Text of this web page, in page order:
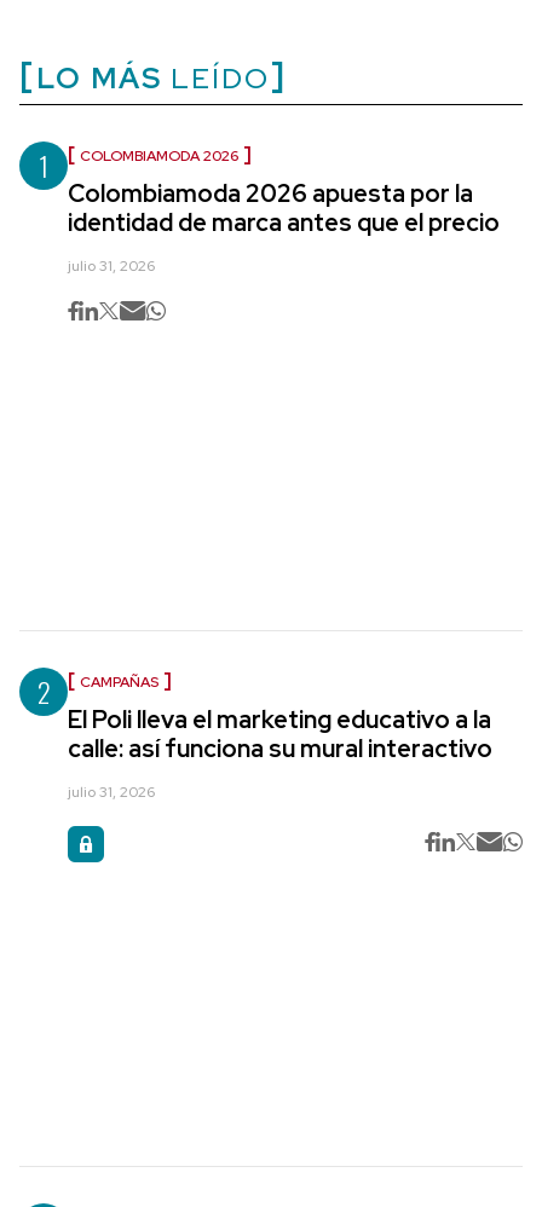
LO MÁS LEÍDO
1 COLOMBIAMODA 2026
Colombiamoda 2026 apuesta por la
identidad de marca antes que el precio
julio 31, 2026
2 CAMPAÑAS
El Poli lleva el marketing educativo a la
calle: así funciona su mural interactivo
julio 31, 2026